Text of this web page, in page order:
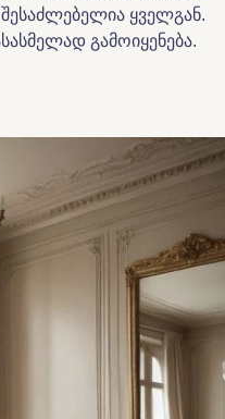
ყველგან.
გამოიყენება.